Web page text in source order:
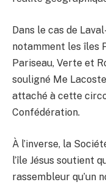
Dans le cas de
notamment les îles
Pariseau, Verte et
souligné Me
attaché à cette
Confédération.
À l’inverse, la
l’île Jésus soutient
rassembleur qu’un